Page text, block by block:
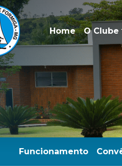
Home O Clube
Funcionamento